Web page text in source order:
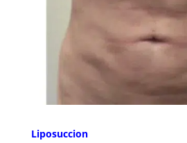
Services
articles
Liposuccion